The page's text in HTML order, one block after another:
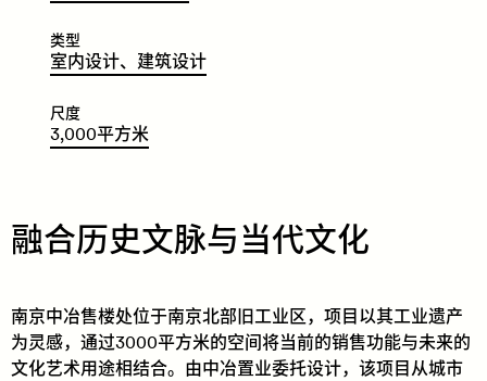
类型
​​​​室内设计、 建筑设计
尺度
3,000平方米
融合历史文脉与当代文化
南京中冶售楼处位于南京北部旧工业区，项目以其工业遗产
为灵感，通过3000平方米的空间将当前的销售功能与未来的
文化艺术用途相结合。由中冶置业委托设计，该项目从城市